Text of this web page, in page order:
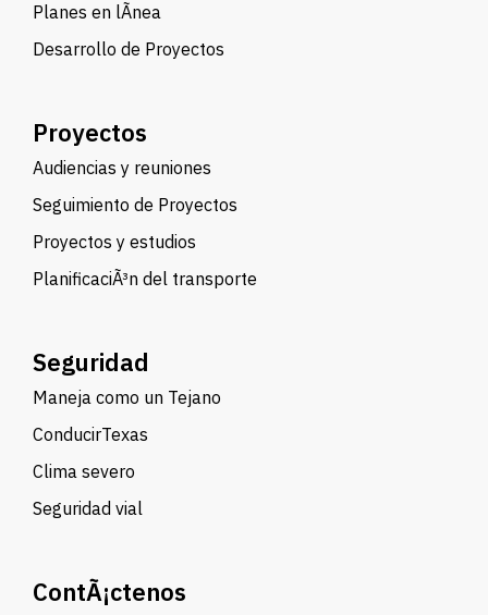
Planes en lÃ­nea
Desarrollo de Proyectos
Proyectos
Audiencias y reuniones
Seguimiento de Proyectos
Proyectos y estudios
PlanificaciÃ³n del transporte
Seguridad
Maneja como un Tejano
ConducirTexas
Clima severo
Seguridad vial
ContÃ¡ctenos